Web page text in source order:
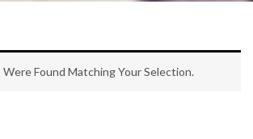
Found Matching Your Selection.